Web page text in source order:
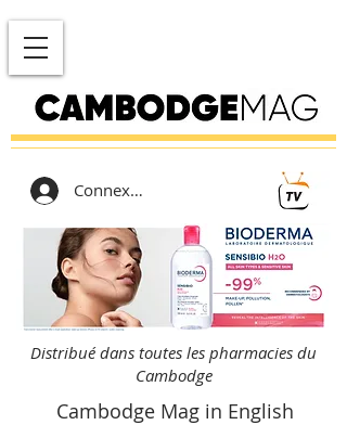
Connexion
Distribué dans toutes les pharmacies du
Cambodge
Cambodge Mag in English